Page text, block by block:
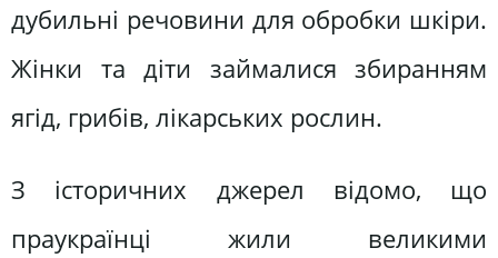
дубильні речовини для обробки шкіри.
Жінки та діти займалися збиранням
ягід, грибів, лікарських рослин.
З історичних джерел відомо, що
праукраїнці жили великими